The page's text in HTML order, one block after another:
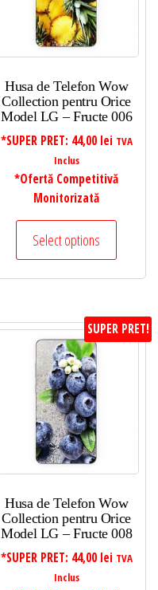
Husa de Telefon Wow
Collection pentru Orice
Model LG – Fructe 006
*SUPER PRET: 44,00 lei TVA
Inclus
*Ofertă Competitivă
Monitorizată
Select options
SUPER PRET!
Husa de Telefon Wow
Collection pentru Orice
Model LG – Fructe 008
*SUPER PRET: 44,00 lei TVA
Inclus